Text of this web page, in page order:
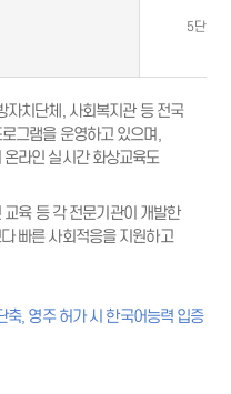
5단계
자치단체, 사회복지관 등 전국
그램을 운영하고 있으며,
라인 실시간 화상교육도
육 등 각 전문기관이 개발한
빠른 사회적응을 지원하고
축, 영주 허가 시 한국어능력 입증